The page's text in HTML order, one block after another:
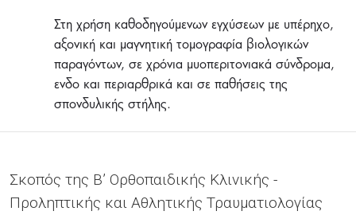
Στη χρήση καθοδηγούμενων εγχύσεων με υπέρηχο,
αξονική και μαγνητική τομογραφία βιολογικών
παραγόντων, σε χρόνια μυοπεριτονιακά σύνδρομα,
ενδο και περιαρθρικά και σε παθήσεις της
σπονδυλικής στήλης.
Σκοπός της Β’ Ορθοπαιδικής Κλινικής -
Προληπτικής και Αθλητικής Τραυματιολογίας